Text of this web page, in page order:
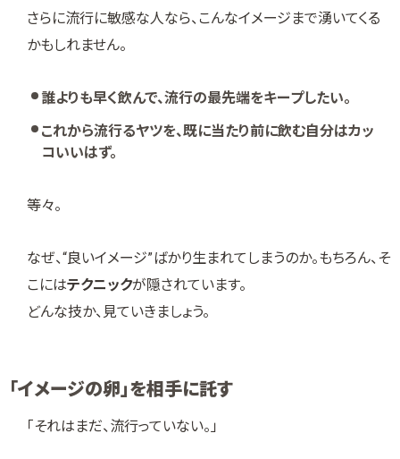
さらに流行に敏感な人なら、こんなイメージまで湧いてくる
かもしれません。
誰よりも早く飲んで、流行の最先端をキープしたい。
これから流行るヤツを、既に当たり前に飲む自分はカッ
コいいはず。
等々。
なぜ、“良いイメージ”ばかり生まれてしまうのか。もちろん、そ
こにはテクニックが隠されています。
どんな技か、見ていきましょう。
「イメージの卵」を相手に託す
「それはまだ、流行っていない。」